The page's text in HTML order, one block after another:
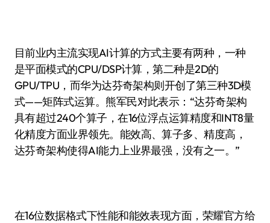
目前业内主流实现AI计算的方式主要有两种，一种
是平面模式的CPU/DSP计算，第二种是2D的
GPU/TPU，而华为达芬奇架构则开创了第三种3D模
式——矩阵式运算。熊军民对此表示：“达芬奇架构
具有超过240个算子，在16位浮点运算精度和INT8量
化精度方面业界领先。能效高、算子多、精度高，
达芬奇架构使得AI能力上业界最强，没有之一。”
在16位数据格式下性能和能效表现方面，荣耀官方给